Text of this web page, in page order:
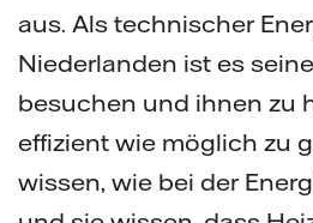
aus. Als technischer
Niederlanden ist es
besuchen und ihnen zu
effizient wie möglich zu
wissen, wie bei der